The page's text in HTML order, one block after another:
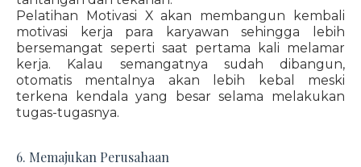
Pelatihan Motivasi X akan membangun kembali
motivasi kerja para karyawan sehingga lebih
bersemangat seperti saat pertama kali melamar
kerja. Kalau semangatnya sudah dibangun,
otomatis mentalnya akan lebih kebal meski
terkena kendala yang besar selama melakukan
tugas-tugasnya.
6. Memajukan Perusahaan